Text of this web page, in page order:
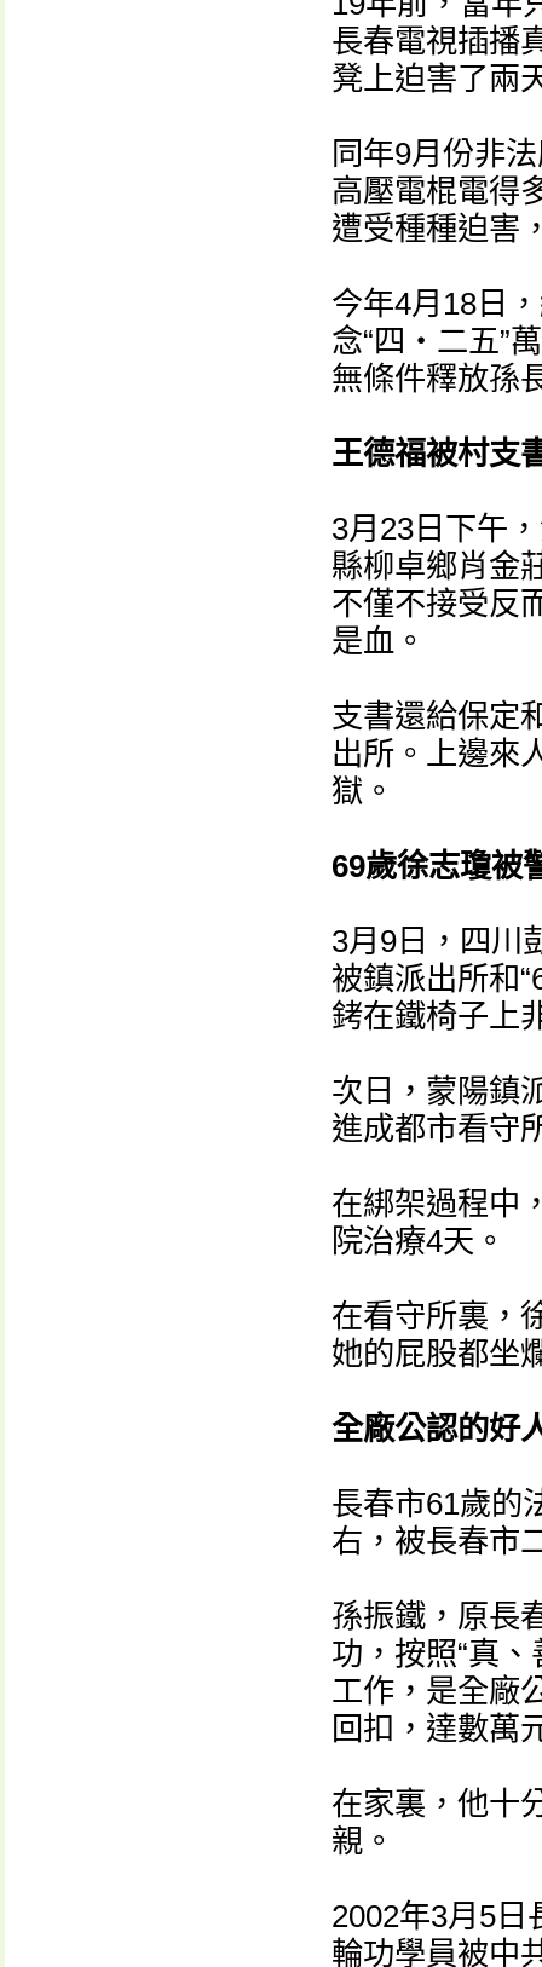
長春電視插播
凳上迫害了兩
同年9月份非
高壓電棍電得
遭受種種迫害
今年4月18日
念“四‧二五”
無條件釋放孫
王德福被村支
3月23日下午
縣柳卓鄉肖金
不僅不接受反
是血。
支書還給保定
出所。上邊來
獄。
69歲徐志瓊被
3月9日，四川
被鎮派出所和
銬在鐵椅子上
次日，蒙陽鎮
進成都市看守
在綁架過程中
院治療4天。
在看守所裏，
她的屁股都坐
全廠公認的好
長春市61歲的
右，被長春市
孫振鐵，原長
功，按照“真
工作，是全廠
回扣，達數萬
在家裏，他十
親。
2002年3月5日
輪功學員被中